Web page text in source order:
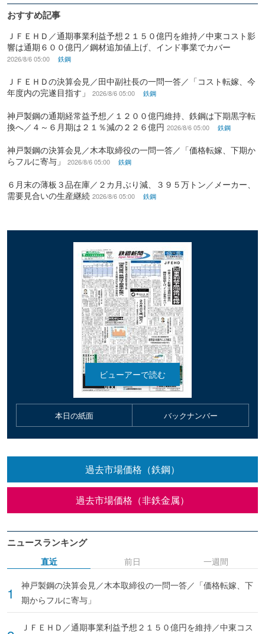
おすすめ記事
ＪＦＥＨＤ／通期事業利益予想２１５０億円を維持／中東コスト影
響は通期６００億円／鋼材追加値上げ、インド事業でカバー
2026/8/6 05:00 鉄鋼
ＪＦＥＨＤの決算会見／田中副社長の一問一答／「コスト転嫁、今
年度内の完遂目指す」
2026/8/6 05:00 鉄鋼
神戸製鋼の通期経常益予想／１２００億円維持、鉄鋼は下期黒字転
換へ／４～６月期は２１％減の２２６億円 2026/8/6 05:00 鉄鋼
神戸製鋼の決算会見／木本取締役の一問一答／「価格転嫁、下期か
らフルに寄与」
2026/8/6 05:00 鉄鋼
６月末の薄板３品在庫／２カ月ぶり減、３９５万トン／メーカー、
需要見合いの生産継続 2026/8/6 05:00 鉄鋼
本日の紙面 バックナンバー
過去市場価格（鉄鋼）
過去市場価格（非鉄金属）
ニュースランキング
直近
神戸製鋼の決算会見／木本取締役の一問一答／「価格転嫁、下
期からフルに寄与」
ＪＦＥＨＤ／通期事業利益予想２１５０億円を維持／中東コス
前日 一週間